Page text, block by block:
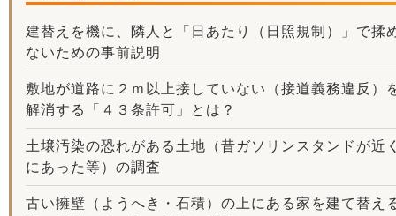
建替えを機に、隣人と「日あたり（日照規制）」で揉
ないための事前説明
敷地が道路に２ｍ以上接していない（接道義務違反）
解消する「４３条許可」とは？
土壌汚染の恐れがある土地（昔ガソリンスタンドが近
にあった等）の調査
古い擁壁（ようへき・石積）の上にある家を建て替え